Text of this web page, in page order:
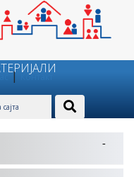
| Контакт